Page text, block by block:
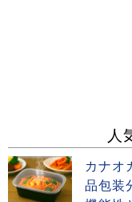
人
カナオ
品包装